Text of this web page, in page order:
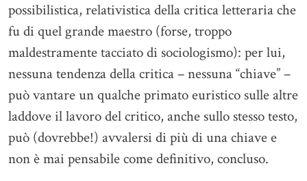
possibilistica, relativistica della critica letteraria che
fu di quel grande maestro (forse, troppo
maldestramente tacciato di sociologismo): per lui,
nessuna tendenza della critica – nessuna “chiave” –
può vantare un qualche primato euristico sulle altre
laddove il lavoro del critico, anche sullo stesso testo,
può (dovrebbe!) avvalersi di più di una chiave e
non è mai pensabile come definitivo, concluso.